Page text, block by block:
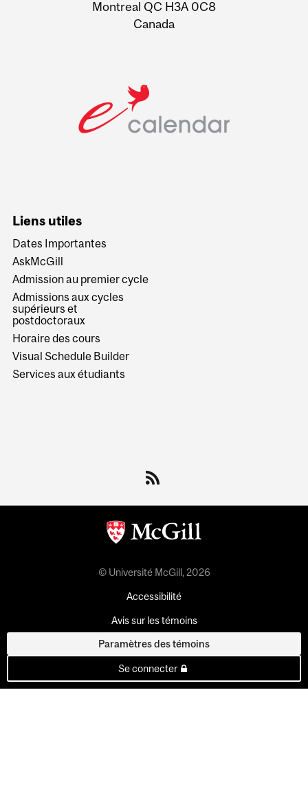
Montreal QC H3A 0C8
Canada
Liens utiles
Dates Importantes
AskMcGill
Admission au premier cycle
Admissions aux cycles
supérieurs et
postdoctoraux
Horaire des cours
Visual Schedule Builder
Services aux étudiants
© Université McGill, 2026
Accessibilité
Avis sur les témoins
Paramètres des témoins
Se connecter